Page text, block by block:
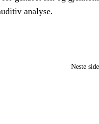
analyse.
Neste side